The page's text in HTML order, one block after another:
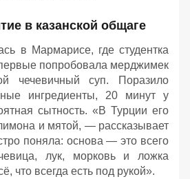
в казанской общаге
в Мармарисе, где студентка
попробовала мерджимек
чечевичный суп. Поразило
ингредиенты, 20 минут у
сытность. «В Турции его
и мятой, — рассказывает
поняла: основа — это всего
лук, морковь и ложка
что всегда есть под рукой».